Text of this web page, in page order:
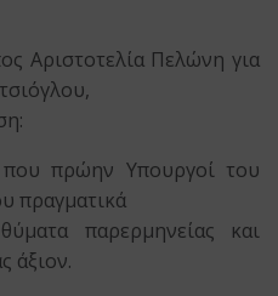
Αριστοτελία Πελώνη για
πρώην Υπουργοί του
πραγματικά
παρερμηνείας και
άξιον.